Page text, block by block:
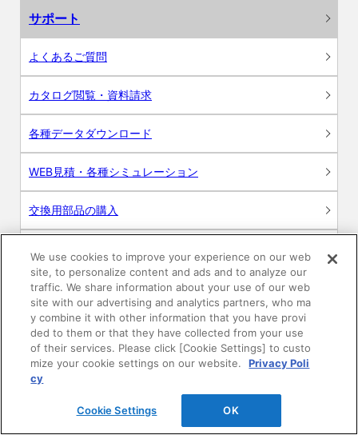
サポート
よくあるご質問
カタログ閲覧・資料請求
各種データダウンロード
WEB見積・各種シミュレーション
交換用部品の購入
お問い合わせ
ログイン
建築・設計関係者様向けサイト
We use cookies to improve your experience on our web
site, to personalize content and ads and to analyze our
traffic. We share information about your use of our web
site with our advertising and analytics partners, who ma
y combine it with other information that you have provi
ded to them or that they have collected from your use
of their services. Please click [Cookie Settings] to custo
mize your cookie settings on our website.
Privacy Poli
cy
Cookie Settings OK